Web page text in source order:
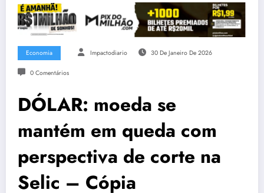
Economia Impactodiario 30 De Janeiro De 2026
0 Comentários
DÓLAR: moeda se
mantém em queda com
perspectiva de corte na
Selic – Cópia